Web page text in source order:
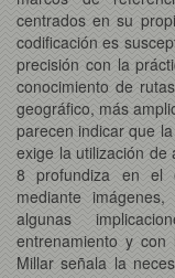
centrados en su
codificación es
precisión con la
conocimiento de
geográfico, más
parecen indicar que
exige la utilización de
8 profundiza en el
mediante
algunas
entrenamiento y
Millar señala la